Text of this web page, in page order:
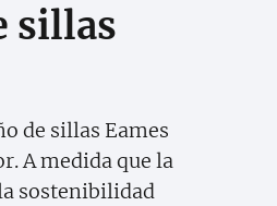
sillas
de sillas Eames
A medida que la
sostenibilidad